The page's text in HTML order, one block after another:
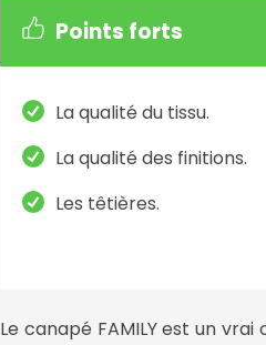
Points forts
La qualité du tissu.
La qualité des finitions.
Les têtières.
Le canapé FAMILY est un vrai